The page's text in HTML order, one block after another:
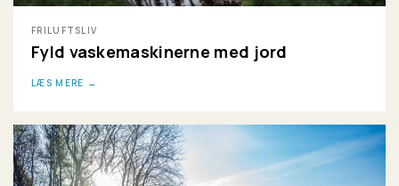
FRILUFTSLIV
Fyld vaskemaskinerne med jord
LÆS MERE